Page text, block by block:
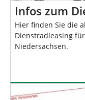
Infos zum
Hier finden Sie die
Dienstradleasing
Niedersachsen.